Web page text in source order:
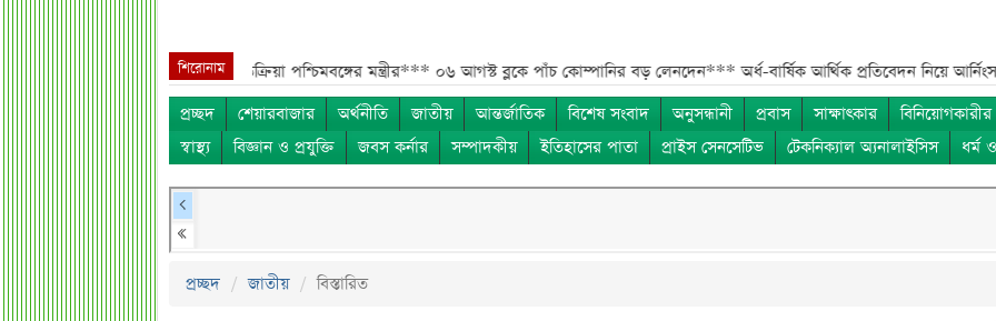
শিরোনাম
হামলার পর কড়া প্রতিক্রিয়া পশ্চিমবঙ্গের মন্ত্রীর*** ০৬ আগস্ট ব্লকে পাঁচ কোম্পানির বড় লেনদেন*** অর্ধ-বার্ষিক আর্থিক প্রতিবেদন নিয়ে আর্নিংস
প্রচ্ছদ
শেয়ারবাজার অর্থনীতি জাতীয় আন্তর্জাতিক বিশেষ সংবাদ অনুসন্ধানী প্রবাস সাক্ষাৎকার
স্বাস্থ্য
বিজ্ঞান ও প্রযুক্তি জবস কর্নার সম্পাদকীয় ইতিহাসের পাতা প্রাইস সেনসেটিভ টেকনিক্যাল অ্যনালাইসিস ধর্ম
প্রচ্ছদ জাতীয় বিস্তারিত